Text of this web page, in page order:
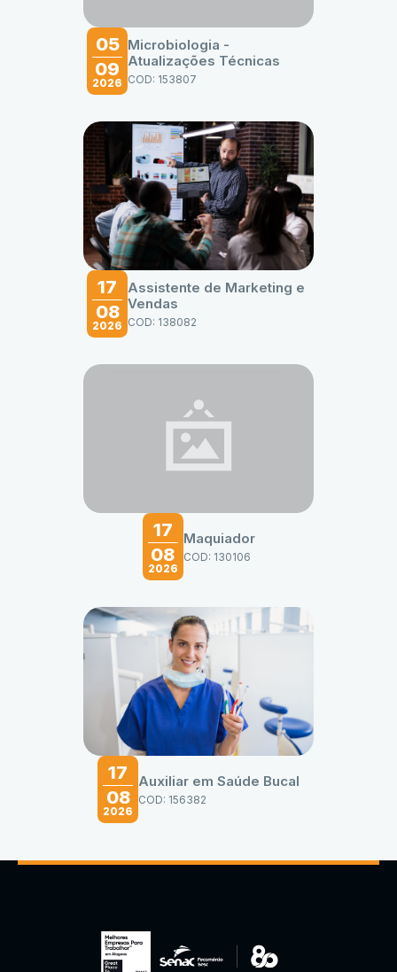
05
09
2026
Microbiologia -
Atualizações Técnicas
COD: 153807
17
08
2026
Assistente de Marketing e
Vendas
COD: 138082
17
08
2026
Maquiador
COD: 130106
17
08
2026
Auxiliar em Saúde Bucal
COD: 156382